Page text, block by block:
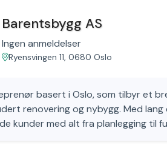
Barentsbygg AS
Ingen anmeldelser
Ryensvingen 11, 0680 Oslo
basert i Oslo, som tilbyr et
renovering og nybygg. Med lang
kunder med alt fra planlegging til